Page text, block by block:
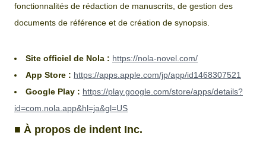
fonctionnalités de rédaction de manuscrits, de gestion des
documents de référence et de création de synopsis.
Site officiel de Nola : https://nola-novel.com/
App Store : https://apps.apple.com/jp/app/id1468307521
Google Play : https://play.google.com/store/apps/details?
id=com.nola.app&hl=ja&gl=US
■ À propos de indent Inc.